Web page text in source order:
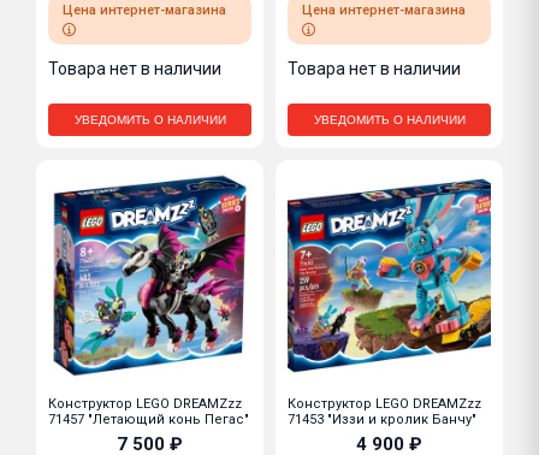
Цена интернет-магазина
Товара нет в наличии
УВЕДОМИТЬ О НАЛИЧИИ
Цена интернет-магазина
Товара нет в наличии
УВЕДОМИТЬ О НАЛИЧИИ
Конструктор LEGO DREAMZzz
71457 "Летающий конь Пегас"
7 500 ₽
Конструктор LEGO DREAMZzz
71453 "Иззи и кролик Банчу"
4 900 ₽